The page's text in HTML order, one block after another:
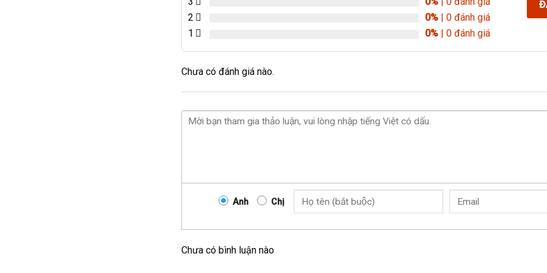
2
0% | 0 đánh giá
1
0% | 0 đánh giá
Chưa có đánh giá nào.
Anh Chị
Chưa có bình luận nào